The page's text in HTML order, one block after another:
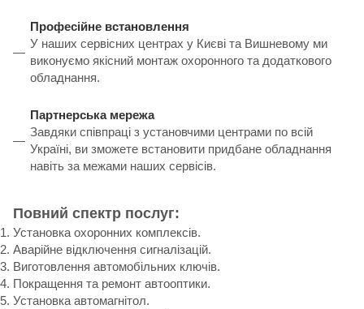
Професійне встановлення
У наших сервісних центрах у Києві та Вишневому ми
виконуємо якісний монтаж охоронного та додаткового
обладнання.
Партнерська мережа
Завдяки співпраці з установчими центрами по всій
Україні, ви зможете встановити придбане обладнання
навіть за межами наших сервісів.
Повний спектр послуг:
Установка охоронних комплексів.
Аварійне відключення сигналізацій.
Виготовлення автомобільних ключів.
Покращення та ремонт автооптики.
Установка автомагнітол.